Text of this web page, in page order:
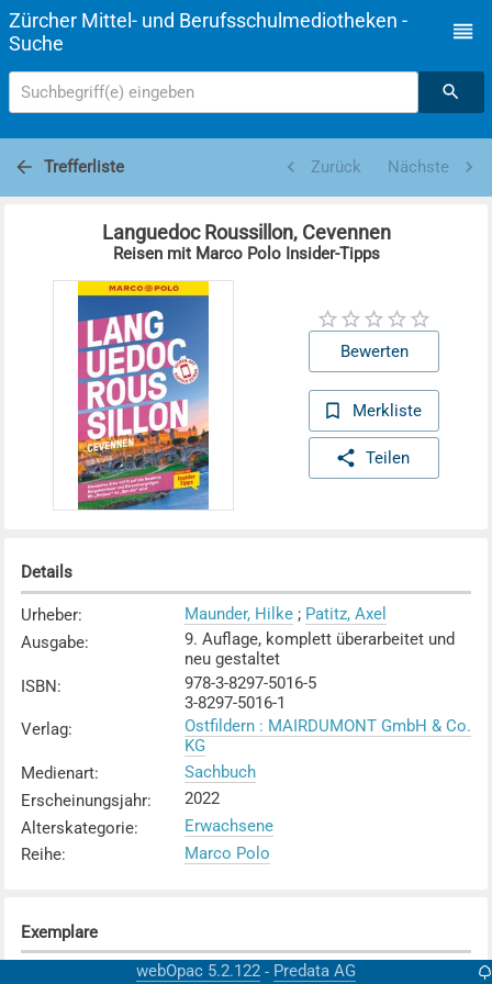
Zürcher Mittel- und Berufsschulmediotheken -
Suche
Suchbegriff(e) eingeben
Trefferliste Zurück Nächste
Languedoc Roussillon, Cevennen
Reisen mit Marco Polo Insider-Tipps
Bewerten
Merkliste
Teilen
Details
Urheber: Maunder, Hilke; Patitz, Axel
Ausgabe:
9. Auflage, komplett überarbeitet und
neu gestaltet
ISBN:
978-3-8297-5016-5
3-8297-5016-1
Verlag:
Ostfildern : MAIRDUMONT GmbH & Co.
KG
Medienart:
Sachbuch
Erscheinungsjahr:
2022
Alterskategorie:
Erwachsene
Reihe: Marco Polo
Exemplare
webOpac 5.2.122 - Predata AG